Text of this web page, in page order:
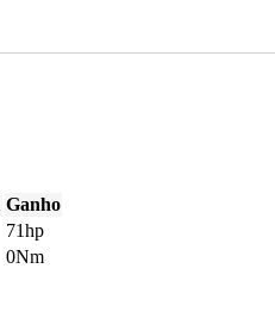
Ganho
71hp
0Nm